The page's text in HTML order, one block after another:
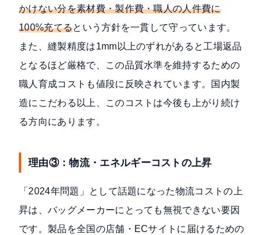
かけない分を素材費・製作費・職人の人件費に
100%充てるという方針を一貫して守っています。
また、縫製精度は1mm以上のずれがあると工場返品
となるほど厳格で、この品質水準を維持するための
職人育成コストも値段に反映されています。国内製
造にこだわる以上、このコストは今後も上がり続け
る方向にあります。
理由③：物流・エネルギーコストの上昇
「2024年問題」として話題になった物流コストの上
昇は、バッグメーカーにとっても無視できない要因
です。製品を全国の店舗・ECサイトに届けるための